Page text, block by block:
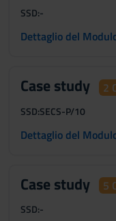
SSD:-
Dettaglio del
Case study 2
SSD:SECS-P/10
Dettaglio del
Case study 5
SSD:-